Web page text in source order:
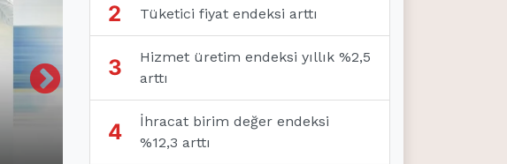
2 Tüketici fiyat endeksi arttı
3
Hizmet üretim endeksi yıllık %2,5
arttı
4
İhracat birim değer endeksi
%12,3 arttı